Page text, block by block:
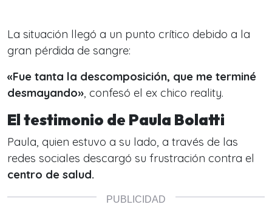
La situación llegó a un punto crítico debido a la
gran pérdida de sangre:
«Fue tanta la descomposición, que me terminé
desmayando», confesó el ex chico reality.
El testimonio de Paula Bolatti
Paula, quien estuvo a su lado, a través de las
redes sociales descargó su frustración contra el
centro de salud.